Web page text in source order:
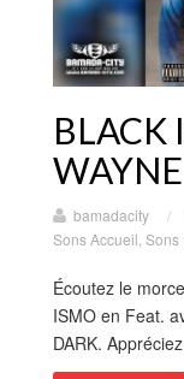
BLACK
bamadacity /
Sons Accueil Sons
Écoutez le
ISMO en Feat.
DARK.